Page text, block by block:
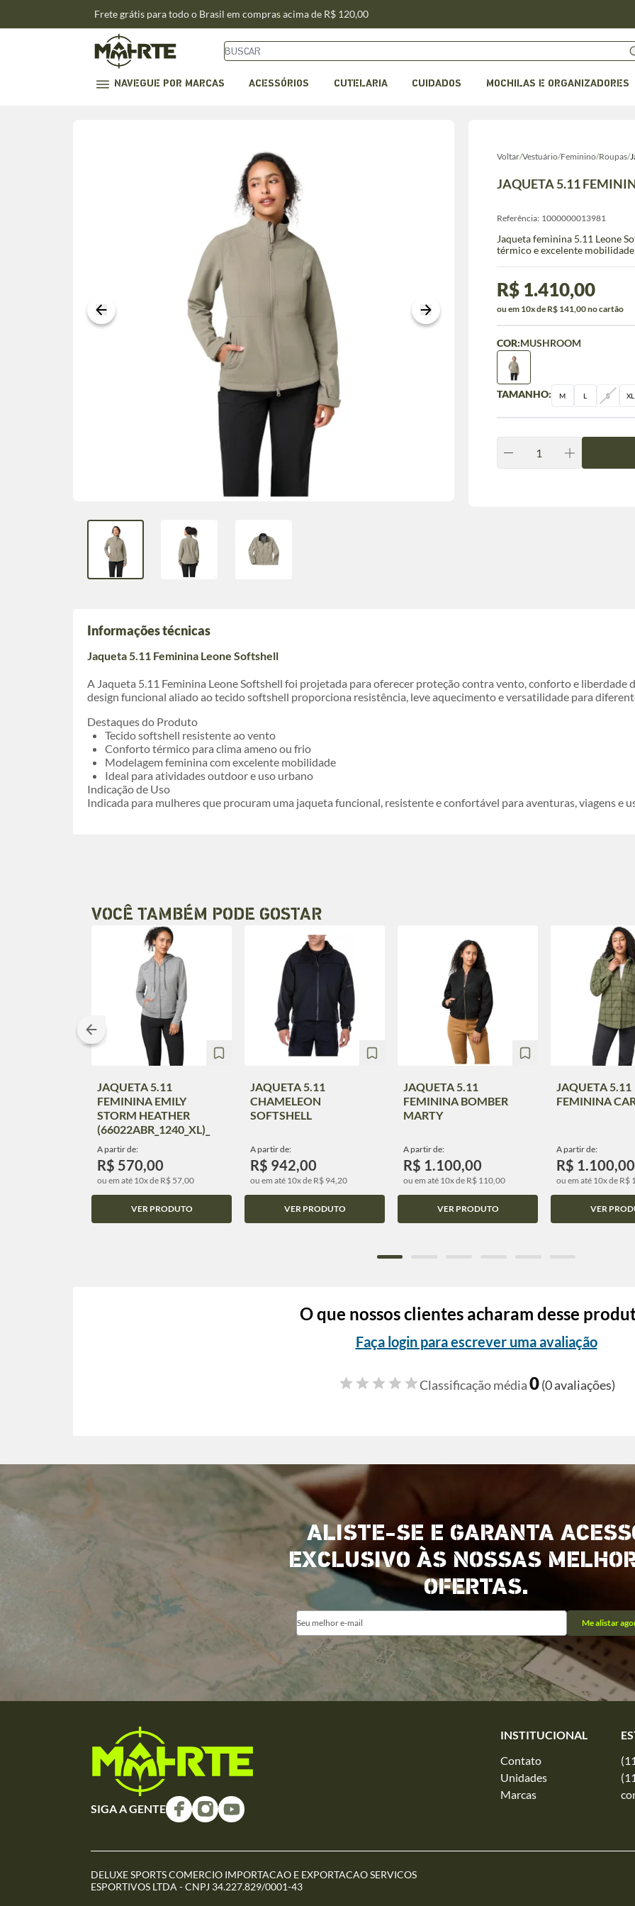
Frete grátis para todo o Brasil em compras acima de R$ 120,00
NAVEGUE POR MARCAS ACESSÓRIOS CUTELARIA CUIDADOS MOCHILAS E ORGANIZADORES
Voltar/Vestuário/Feminino/Roupas/
JAQUETA 5.11
Referência: 1000000013981
Jaqueta feminina 5.11 Leone
térmico e excelente
R$ 1.410,00
ou em 10x de R$ 141,00 no cartão
TAMANHO: M L S XL
COR:MUSHROOM
Informações técnicas
Jaqueta 5.11 Feminina Leone Softshell
A Jaqueta 5.11 Feminina Leone Softshell foi projetada para oferecer proteção contra vento, conforto e liberdade
design funcional aliado ao tecido softshell proporciona resistência, leve aquecimento e versatilidade para
Destaques do Produto
Tecido softshell resistente ao vento
Conforto térmico para clima ameno ou frio
Modelagem feminina com excelente mobilidade
Ideal para atividades outdoor e uso urbano
Indicação de Uso
Indicada para mulheres que procuram uma jaqueta funcional, resistente e confortável para aventuras, viagens e
VOCÊ TAMBÉM PODE GOSTAR
JAQUETA 5.11
FEMININA EMILY
STORM HEATHER
(66022ABR_1240_XL)_
A partir de:
R$ 570,00
ou em até 10x de R$ 57,00
VER PRODUTO
JAQUETA 5.11
CHAMELEON
SOFTSHELL
A partir de:
R$ 942,00
ou em até 10x de R$ 94,20
VER PRODUTO
JAQUETA 5.11
FEMININA BOMBER
MARTY
A partir de:
R$ 1.100,00
ou em até 10x de R$ 110,00
VER PRODUTO
JAQUETA 5.11
FEMININA
A partir de:
R$ 1.100,00
ou em até 10x de R$
VER
O que nossos clientes acharam desse
Faça login para escrever uma avaliação
Classificação média0(0 avaliações)
ALISTE-SE E GARANTA
EXCLUSIVO ÀS NOSSAS
OFERTAS.
Me alistar
SIGA A GENTE
INSTITUCIONAL
Contato
Unidades
Marcas
DELUXE SPORTS COMERCIO IMPORTACAO E EXPORTACAO SERVICOS
ESPORTIVOS LTDA - CNPJ 34.227.829/0001-43